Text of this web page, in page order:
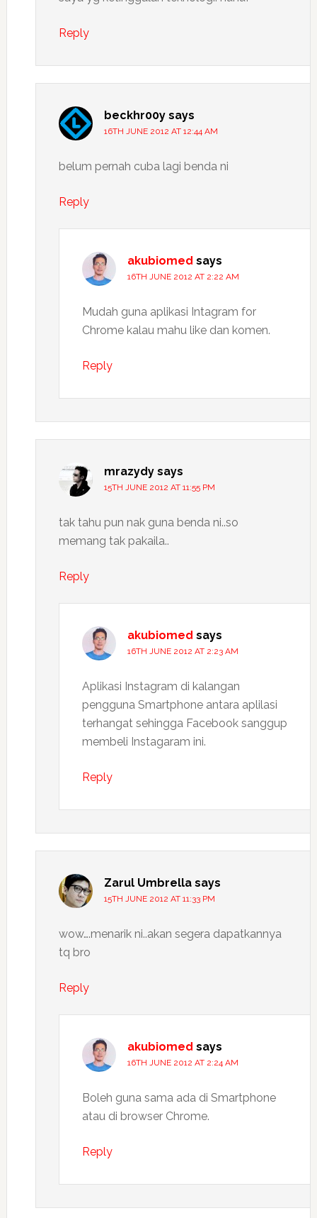
Reply
beckhr00y says
16TH JUNE 2012 AT 12:44 AM
belum pernah cuba lagi benda ni
Reply
akubiomed says
16TH JUNE 2012 AT 2:22 AM
Mudah guna aplikasi Intagram for
Chrome kalau mahu like dan komen.
Reply
mrazydy says
15TH JUNE 2012 AT 11:55 PM
tak tahu pun nak guna benda ni..so
memang tak pakaila..
Reply
akubiomed says
16TH JUNE 2012 AT 2:23 AM
Aplikasi Instagram di kalangan
pengguna Smartphone antara aplilasi
terhangat sehingga Facebook sanggup
membeli Instagaram ini.
Reply
Zarul Umbrella says
15TH JUNE 2012 AT 11:33 PM
wow….menarik ni..akan segera dapatkannya
tq bro
Reply
akubiomed says
16TH JUNE 2012 AT 2:24 AM
Boleh guna sama ada di Smartphone
atau di browser Chrome.
Reply